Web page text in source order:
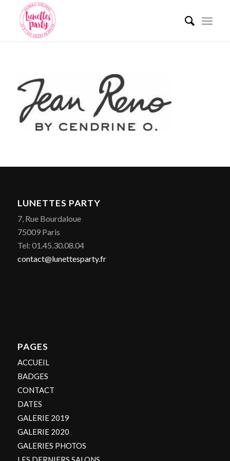
LUNETTES PARTY
7, Rue Bourdaloue
75009 Paris
Tel: 01.45.30.08.04
contact@lunettesparty.fr
PAGES
ACCUEIL
BADGES
CONTACT
DATES
GALERIE 2019
GALERIE 2020
GALERIES PHOTOS